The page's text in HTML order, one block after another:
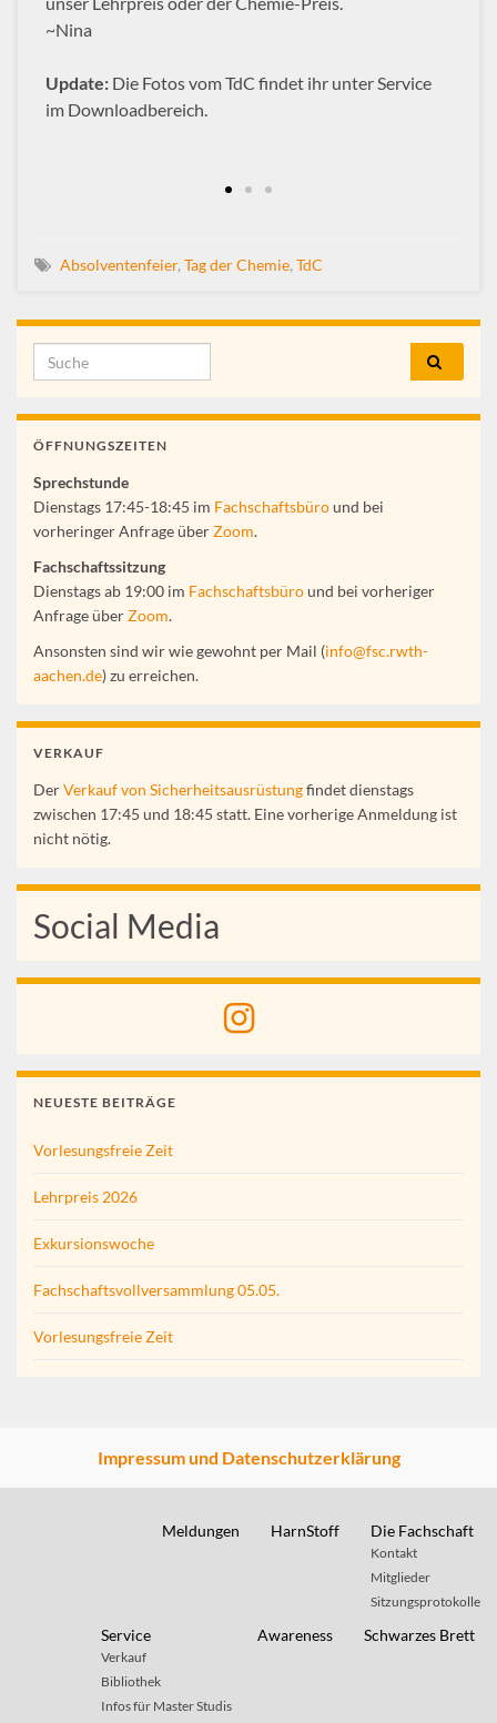
~Nina
Update: Die Fotos vom TdC findet ihr unter Service
im Downloadbereich.
Absolventenfeier, Tag der Chemie, TdC
ÖFFNUNGSZEITEN
Sprechstunde
Dienstags 17:45-18:45 im Fachschaftsbüround bei
vorheringer Anfrage überZoom.
Fachschaftssitzung
Dienstags ab 19:00 im Fachschaftsbüround bei vorheriger
Anfrage überZoom.
Ansonsten sind wir wie gewohnt per Mail (info@fsc.rwth-
aachen.de) zu erreichen.
VERKAUF
DerVerkauf von Sicherheitsausrüstungfindet dienstags
zwischen 17:45 und 18:45 statt. Eine vorherige Anmeldung ist
nicht nötig.
Social Media
NEUESTE BEITRÄGE
Vorlesungsfreie Zeit
Lehrpreis 2026
Exkursionswoche
Fachschaftsvollversammlung 05.05.
Vorlesungsfreie Zeit
Impressum und Datenschutzerklärung
Meldungen HarnStoff Die Fachschaft
Kontakt
Mitglieder
Sitzungsprotokolle
Service
Verkauf
Bibliothek
Infos für Master Studis
Awareness Schwarzes Brett